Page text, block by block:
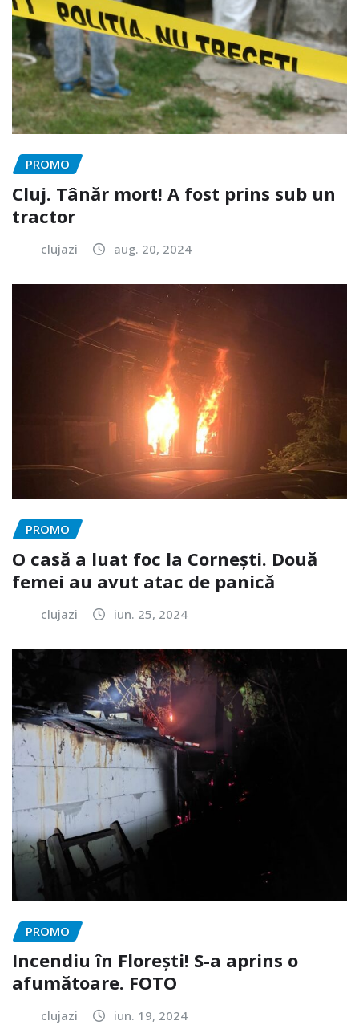
PROMO
Cluj. Tânăr mort! A fost prins sub un
tractor
clujazi aug. 20, 2024
PROMO
O casă a luat foc la Cornești. Două
femei au avut atac de panică
clujazi iun. 25, 2024
PROMO
Incendiu în Florești! S-a aprins o
afumătoare. FOTO
clujazi iun. 19, 2024